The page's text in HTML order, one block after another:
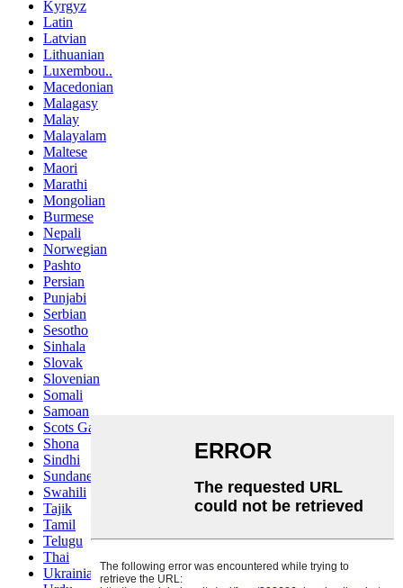
Kyrgyz
Latin
Latvian
Lithuanian
Luxembou..
Macedonian
Malagasy
Malay
Malayalam
Maltese
Maori
Marathi
Mongolian
Burmese
Nepali
Norwegian
Pashto
Persian
Punjabi
Serbian
Sesotho
Sinhala
Slovak
Slovenian
Somali
Samoan
Scots Gaelic
Shona
Sindhi
Sundanese
Swahili
Tajik
Tamil
Telugu
Thai
Ukrainian